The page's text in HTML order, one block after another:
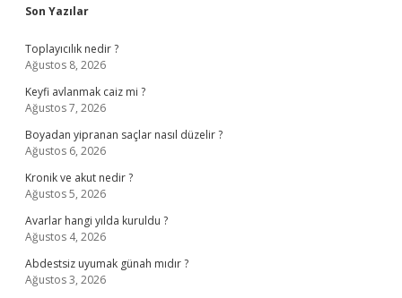
Sidebar
Son Yazılar
Toplayıcılık nedir ?
Ağustos 8, 2026
Keyfi avlanmak caiz mi ?
Ağustos 7, 2026
Boyadan yipranan saçlar nasıl düzelir ?
Ağustos 6, 2026
Kronik ve akut nedir ?
Ağustos 5, 2026
Avarlar hangi yılda kuruldu ?
Ağustos 4, 2026
Abdestsiz uyumak günah mıdır ?
Ağustos 3, 2026